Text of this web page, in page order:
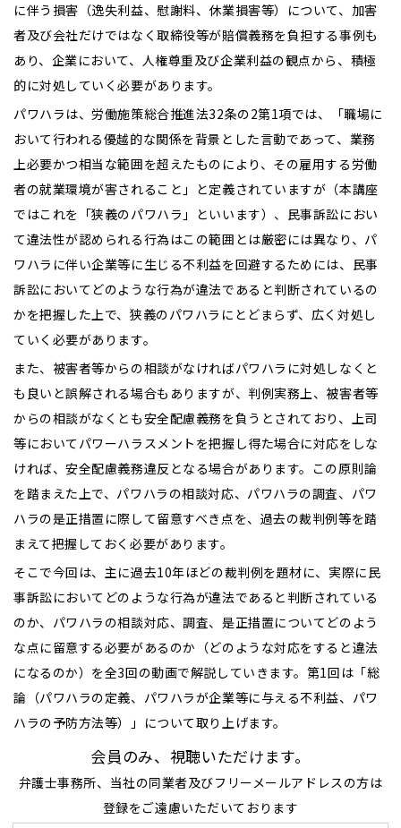
に伴う損害（逸失利益、慰謝料、休業損害等）について、加害
者及び会社だけではなく取締役等が賠償義務を負担する事例も
あり、企業において、人権尊重及び企業利益の観点から、積極
的に対処していく必要があります。
パワハラは、労働施策総合推進法32条の2第1項では、「職場に
おいて行われる優越的な関係を背景とした言動であって、業務
上必要かつ相当な範囲を超えたものにより、その雇用する労働
者の就業環境が害されること」と定義されていますが（本講座
ではこれを「狭義のパワハラ」といいます）、民事訴訟におい
て違法性が認められる行為はこの範囲とは厳密には異なり、パ
ワハラに伴い企業等に生じる不利益を回避するためには、民事
訴訟においてどのような行為が違法であると判断されているの
かを把握した上で、狭義のパワハラにとどまらず、広く対処し
ていく必要があります。
また、被害者等からの相談がなければパワハラに対処しなくと
も良いと誤解される場合もありますが、判例実務上、被害者等
からの相談がなくとも安全配慮義務を負うとされており、上司
等においてパワーハラスメントを把握し得た場合に対応をしな
ければ、安全配慮義務違反となる場合があります。この原則論
を踏まえた上で、パワハラの相談対応、パワハラの調査、パワ
ハラの是正措置に際して留意すべき点を、過去の裁判例等を踏
まえて把握しておく必要があります。
そこで今回は、主に過去10年ほどの裁判例を題材に、実際に民
事訴訟においてどのような行為が違法であると判断されている
のか、パワハラの相談対応、調査、是正措置についてどのよう
な点に留意する必要があるのか（どのような対応をすると違法
になるのか）を全3回の動画で解説していきます。第1回は「総
論（パワハラの定義、パワハラが企業等に与える不利益、パワ
ハラの予防方法等）」について取り上げます。
会員のみ、視聴いただけます。
弁護士事務所、当社の同業者及びフリーメールアドレスの方は
登録をご遠慮いただいております